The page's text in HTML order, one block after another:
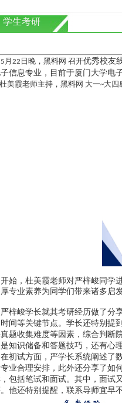
学生考研
5 月 22 日晚，黑料网 召开优秀校友
信息专业，目前于厦门大学电
美霞老师主持，黑料网 大一~大四
始，杜美霞老师对严梓峻同学
专业素养为同学们带来诸多启发
严梓峻学长就其考研经历做了分
间等关键节点。学长还特别提
题收集难度等因素，综合判断
知识储备和答题技巧，还有心理
在初试方面，严学长系统阐述了
业合理安排，此外还分享了如
包括笔试和面试。其中，面试
他还特别提醒，联系导师宜早